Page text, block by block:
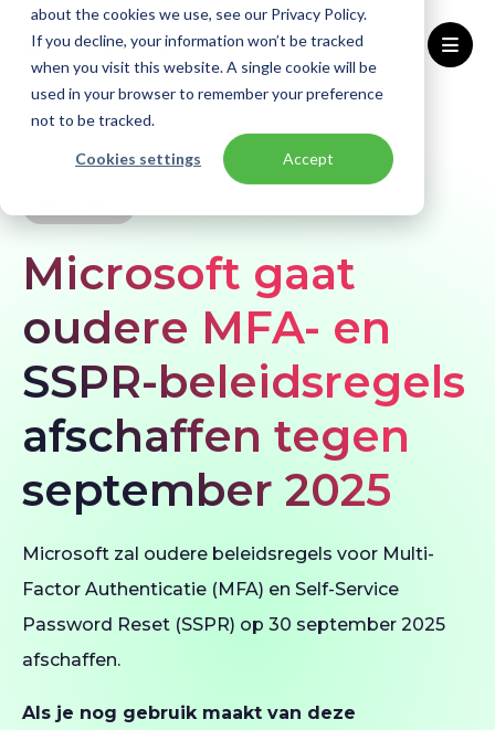
about the cookies we use, see our Privacy Policy.
If you decline, your information won’t be tracked
when you visit this website. A single cookie will be
used in your browser to remember your preference
not to be tracked.
Cookies settings Accept
Home Kennisbank
Nieuws
Microsoft gaat
oudere MFA- en
SSPR-beleidsregels
afschaffen tegen
september 2025
Microsoft zal oudere beleidsregels voor Multi-
Factor Authenticatie (MFA) en Self-Service
Password Reset (SSPR) op 30 september 2025
afschaffen.
Als je nog gebruik maakt van deze